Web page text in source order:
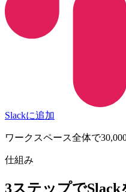
Slackに追加
ワークスペース全体で
仕組み
3ステップで